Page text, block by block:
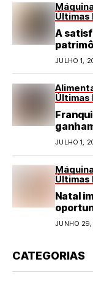
Últimas
A
JULHO 1,
Últimas
JULHO 1,
Últimas
Natal
do
JUNHO
CATEGORIAS